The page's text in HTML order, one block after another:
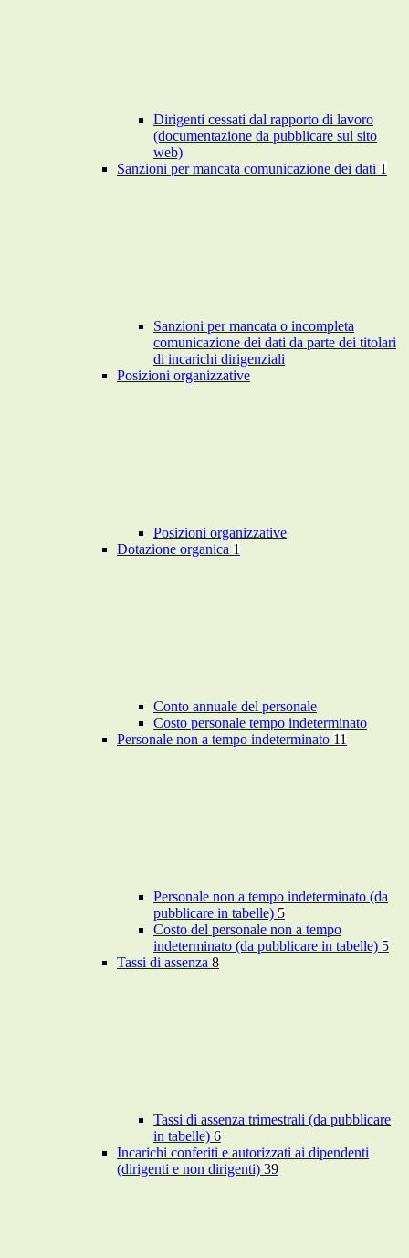
Dirigenti cessati dal rapporto di lavoro
(documentazione da pubblicare sul sito
web)
Sanzioni per mancata comunicazione dei dati 1
Sanzioni per mancata o incompleta
comunicazione dei dati da parte dei titolari
di incarichi dirigenziali
Posizioni organizzative
Posizioni organizzative
Dotazione organica 1
Conto annuale del personale
Costo personale tempo indeterminato
Personale non a tempo indeterminato 11
Personale non a tempo indeterminato (da
pubblicare in tabelle) 5
Costo del personale non a tempo
indeterminato (da pubblicare in tabelle) 5
Tassi di assenza 8
Tassi di assenza trimestrali (da pubblicare
in tabelle) 6
Incarichi conferiti e autorizzati ai dipendenti
(dirigenti e non dirigenti) 39